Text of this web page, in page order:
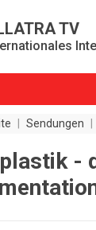
TV
Sendungen
-